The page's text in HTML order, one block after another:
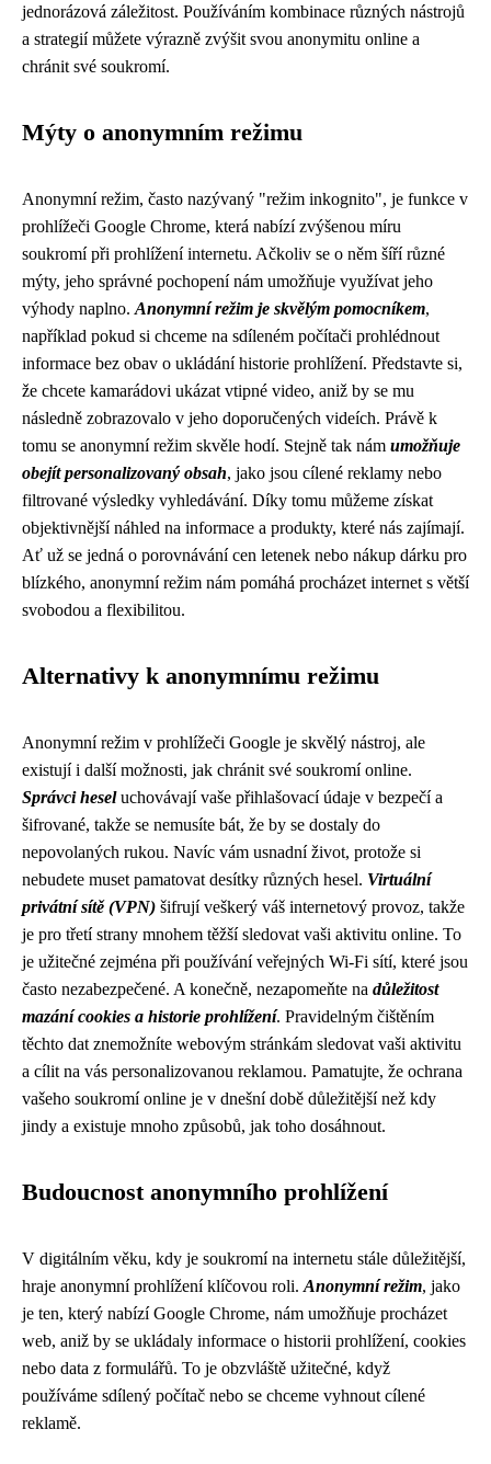
jednorázová záležitost. Používáním kombinace různých nástrojů
a strategií můžete výrazně zvýšit svou anonymitu online a
chránit své soukromí.
Mýty o anonymním režimu
Anonymní režim, často nazývaný "režim inkognito", je funkce v
prohlížeči Google Chrome, která nabízí zvýšenou míru
soukromí při prohlížení internetu. Ačkoliv se o něm šíří různé
mýty, jeho správné pochopení nám umožňuje využívat jeho
výhody naplno. Anonymní režim je skvělým pomocníkem,
například pokud si chceme na sdíleném počítači prohlédnout
informace bez obav o ukládání historie prohlížení. Představte si,
že chcete kamarádovi ukázat vtipné video, aniž by se mu
následně zobrazovalo v jeho doporučených videích. Právě k
tomu se anonymní režim skvěle hodí. Stejně tak nám umožňuje
obejít personalizovaný obsah, jako jsou cílené reklamy nebo
filtrované výsledky vyhledávání. Díky tomu můžeme získat
objektivnější náhled na informace a produkty, které nás zajímají.
Ať už se jedná o porovnávání cen letenek nebo nákup dárku pro
blízkého, anonymní režim nám pomáhá procházet internet s větší
svobodou a flexibilitou.
Alternativy k anonymnímu režimu
Anonymní režim v prohlížeči Google je skvělý nástroj, ale
existují i další možnosti, jak chránit své soukromí online.
Správci heseluchovávají vaše přihlašovací údaje v bezpečí a
šifrované, takže se nemusíte bát, že by se dostaly do
nepovolaných rukou. Navíc vám usnadní život, protože si
nebudete muset pamatovat desítky různých hesel. Virtuální
privátní sítě (VPN) šifrují veškerý váš internetový provoz, takže
je pro třetí strany mnohem těžší sledovat vaši aktivitu online. To
je užitečné zejména při používání veřejných Wi-Fi sítí, které jsou
často nezabezpečené. A konečně, nezapomeňte na důležitost
mazání cookies a historie prohlížení. Pravidelným čištěním
těchto dat znemožníte webovým stránkám sledovat vaši aktivitu
a cílit na vás personalizovanou reklamou. Pamatujte, že ochrana
vašeho soukromí online je v dnešní době důležitější než kdy
jindy a existuje mnoho způsobů, jak toho dosáhnout.
Budoucnost anonymního prohlížení
V digitálním věku, kdy je soukromí na internetu stále důležitější,
hraje anonymní prohlížení klíčovou roli. Anonymní režim, jako
je ten, který nabízí Google Chrome, nám umožňuje procházet
web, aniž by se ukládaly informace o historii prohlížení, cookies
nebo data z formulářů. To je obzvláště užitečné, když
používáme sdílený počítač nebo se chceme vyhnout cílené
reklamě.